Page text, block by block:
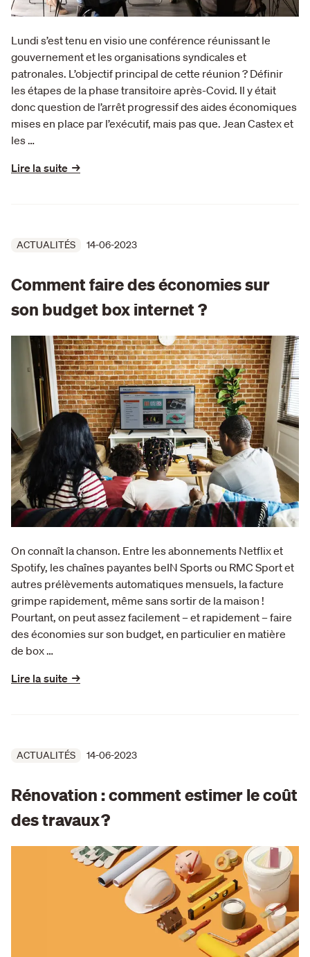
Lundi s’est tenu en visio une conférence réunissant le
gouvernement et les organisations syndicales et
patronales. L’objectif principal de cette réunion ? Définir
les étapes de la phase transitoire après-Covid. Il y était
donc question de l’arrêt progressif des aides économiques
mises en place par l’exécutif, mais pas que. Jean Castex et
les …
Lire la suite →
ACTUALITÉS 14-06-2023
Comment faire des économies sur
son budget box internet ?
On connaît la chanson. Entre les abonnements Netflix et
Spotify, les chaînes payantes beIN Sports ou RMC Sport et
autres prélèvements automatiques mensuels, la facture
grimpe rapidement, même sans sortir de la maison !
Pourtant, on peut assez facilement – et rapidement – faire
des économies sur son budget, en particulier en matière
de box …
Lire la suite →
ACTUALITÉS 14-06-2023
Rénovation : comment estimer le coût
des travaux ?